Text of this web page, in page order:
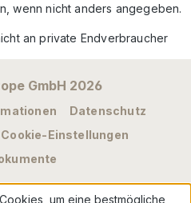
wenn nicht anders angegeben.
an private Endverbraucher
GmbH 2026
Datenschutz
Cookie-Einstellungen
um eine bestmögliche